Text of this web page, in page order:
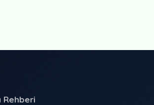
Rehberi